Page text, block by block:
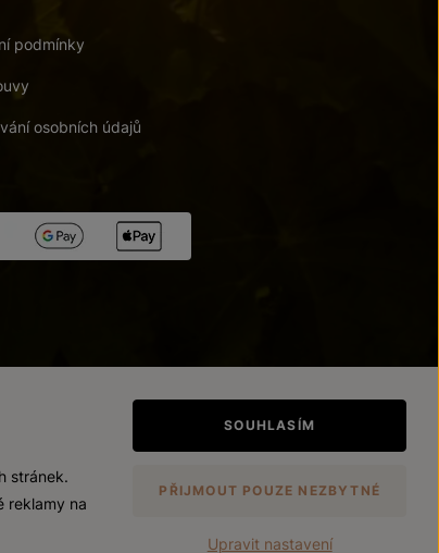
podmínky
osobních údajů
stránek.
reklamy na
SOUHLASÍM
PŘIJMOUT POUZE NEZBYTNÉ
Upravit nastavení